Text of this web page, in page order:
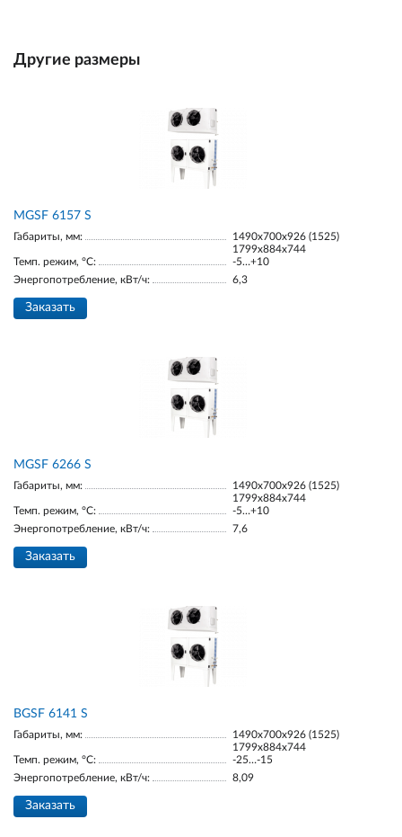
Другие размеры
МGSF 6157 S
Габариты, мм:
1490х700х926 (1525)
1799х884х744
Темп. режим, °С:
-5…+10
Энергопотребление, кВт/ч:
6,3
Заказать
МGSF 6266 S
Габариты, мм:
1490х700х926 (1525)
1799х884х744
Темп. режим, °С:
-5…+10
Энергопотребление, кВт/ч:
7,6
Заказать
BGSF 6141 S
Габариты, мм:
1490х700х926 (1525)
1799х884х744
Темп. режим, °С:
-25…-15
Энергопотребление, кВт/ч:
8,09
Заказать